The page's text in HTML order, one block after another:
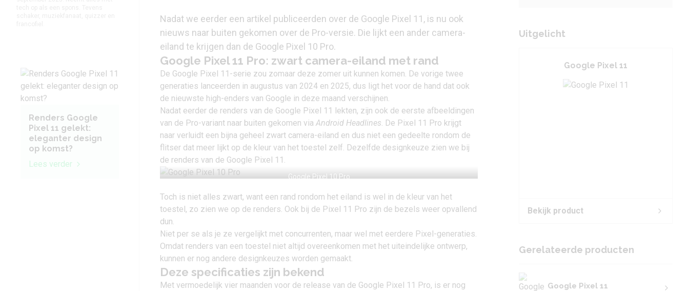
Nadat we eerder een artikel publiceerden over de Google Pixel 11, is nu ook
nieuws naar buiten gekomen over de Pro-versie. Die lijkt een ander camera-
eiland te krijgen dan de Google Pixel 10 Pro.
Google Pixel 11 Pro: zwart camera-eiland met rand
Renders Google
Pixel 11 gelekt:
eleganter design
op komst?
Lees verder
De Google Pixel 11-serie zou zomaar deze zomer uit kunnen komen. De vorige twee
generaties lanceerden in augustus van 2024 en 2025, dus ligt het voor de hand dat ook
de nieuwste high-enders van Google in deze maand verschijnen.
Nadat eerder de renders van de Google Pixel 11 lekten, zijn ook de eerste afbeeldingen
van de Pro-variant naar buiten gekomen via Android Headlines. De Pixel 11 Pro krijgt
naar verluidt een bijna geheel zwart camera-eiland en dus niet een gedeelte rondom de
flitser dat meer lijkt op de kleur van het toestel zelf. Dezelfde designkeuze zien we bij
de renders van de Google Pixel 11 .
Google Pixel 10 Pro
Toch is niet alles zwart, want een rand rondom het eiland is wel in de kleur van het
toestel, zo zien we op de renders. Ook bij de Pixel 11 Pro zijn de bezels weer opvallend
dun.
Niet per se als je ze vergelijkt met concurrenten, maar wel met eerdere Pixel-generaties.
Omdat renders van een toestel niet altijd overeenkomen met het uiteindelijke ontwerp,
kunnen er nog andere designkeuzes worden gemaakt.
Deze specificaties zijn bekend
Met vermoedelijk vier maanden voor de release van de Google Pixel 11 Pro, is er nog
Uitgelicht
Google Pixel 11
Bekijk product
Gerelateerde producten
Google Pixel 11